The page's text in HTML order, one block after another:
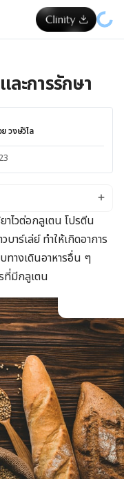
ละการรักษา
วงษ์วิไล
ไวต่อกลูเตน โปรตีน
บาร์เล่ย์ ทำให้เกิดอาการ
างเดินอาหารอื่น ๆ
ที่มีกลูเตน